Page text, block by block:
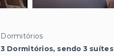
Dormitórios
3 Dormitórios, sendo 3 suítes